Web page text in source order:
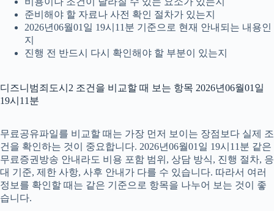
준비해야 할 자료나 사전 확인 절차가 있는지
2026년06월01일 19시11분 기준으로 현재 안내되는 내용인
지
진행 전 반드시 다시 확인해야 할 부분이 있는지
디즈니범죄도시2 조건을 비교할 때 보는 항목 2026년06월01일
19시11분
무료공유파일를 비교할 때는 가장 먼저 보이는 장점보다 실제 조
건을 확인하는 것이 중요합니다. 2026년06월01일 19시11분 같은
무료증권방송 안내라도 비용 포함 범위, 상담 방식, 진행 절차, 응
대 기준, 제한 사항, 사후 안내가 다를 수 있습니다. 따라서 여러
정보를 확인할 때는 같은 기준으로 항목을 나누어 보는 것이 좋
습니다.